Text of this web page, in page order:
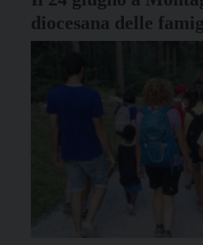
diocesana delle
vescovo Lauro